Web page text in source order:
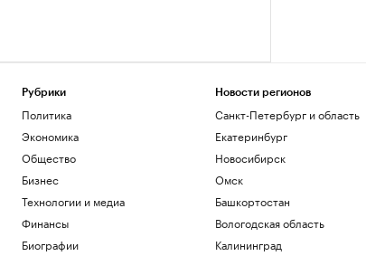
Рубрики
Политика
Экономика
Общество
Бизнес
Технологии и медиа
Финансы
Биографии
Новости регионов
Санкт-Петербург и область
Екатеринбург
Новосибирск
Омск
Башкортостан
Вологодская область
Калининград